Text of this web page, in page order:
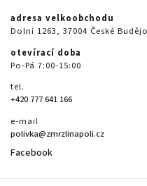
adresa velkoobchodu
Dolní 1263, 37004 České
otevírací doba
Po-Pá 7:00-15:00
tel.
+420 777 641 166
e-mail
polivka@zmrzlinapoli.cz
Facebook